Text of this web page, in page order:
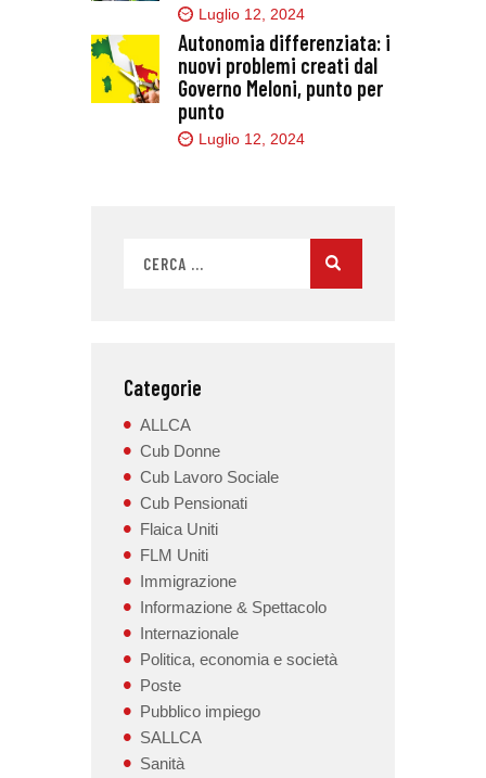
Luglio 12, 2024
Autonomia differenziata: i
nuovi problemi creati dal
Governo Meloni, punto per
punto
Luglio 12, 2024
Categorie
ALLCA
Cub Donne
Cub Lavoro Sociale
Cub Pensionati
Flaica Uniti
FLM Uniti
Immigrazione
Informazione & Spettacolo
Internazionale
Politica, economia e società
Poste
Pubblico impiego
SALLCA
Sanità